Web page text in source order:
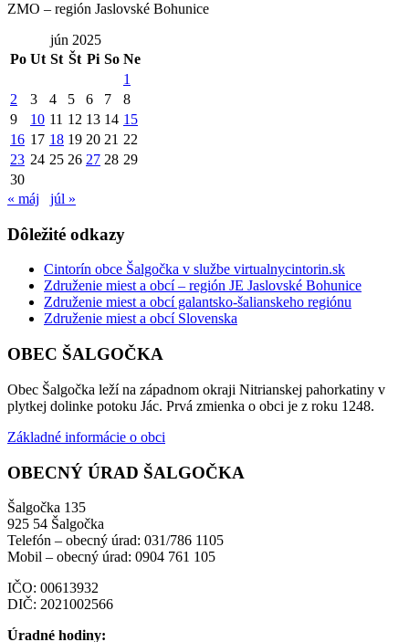
ZMO – región Jaslovské Bohunice
jún 2025
Po Ut St Št Pi So Ne
1
2
3 4 5 6 7
8
9
10 11 12 13 14 15
16 17 18 19 20 21 22
23 24 25 26 27 28 29
30
« máj
júl »
Dôležité odkazy
Cintorín obce Šalgočka v službe virtualnycintorin.sk
Združenie miest a obcí – región JE Jaslovské Bohunice
Združenie miest a obcí galantsko-šalianskeho regiónu
Združenie miest a obcí Slovenska
OBEC ŠALGOČKA
Obec Šalgočka leží na západnom okraji Nitrianskej pahorkatiny v
plytkej dolinke potoku Jác. Prvá zmienka o obci je z roku 1248.
Základné informácie o obci
OBECNÝ ÚRAD ŠALGOČKA
Šalgočka 135
925 54 Šalgočka
Telefón – obecný úrad: 031/786 1105
Mobil – obecný úrad: 0904 761 105
IČO: 00613932
DIČ: 2021002566
Úradné hodiny: